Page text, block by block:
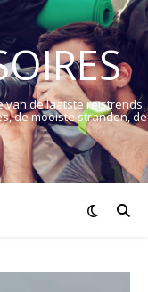
van de laatste reistrends,
de mooiste stranden, de